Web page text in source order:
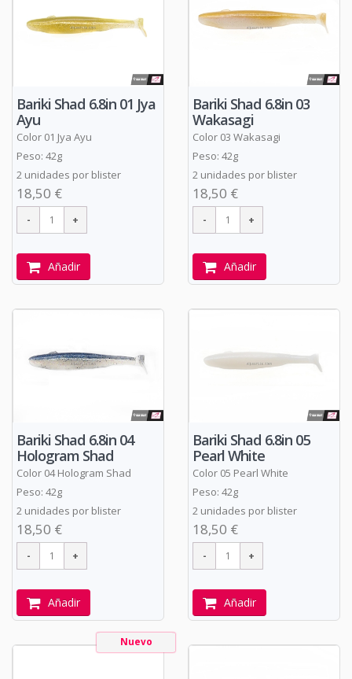
Bariki Shad 6.8in 01 Jya
Ayu
Color 01 Jya Ayu
Peso: 42g
2 unidades por blister
18,50 €
Añadir
Bariki Shad 6.8in 03
Wakasagi
Color 03 Wakasagi
Peso: 42g
2 unidades por blister
18,50 €
Añadir
Bariki Shad 6.8in 04
Hologram Shad
Color 04 Hologram Shad
Peso: 42g
2 unidades por blister
18,50 €
Añadir
Bariki Shad 6.8in 05
Pearl White
Color 05 Pearl White
Peso: 42g
2 unidades por blister
18,50 €
Añadir
Nuevo